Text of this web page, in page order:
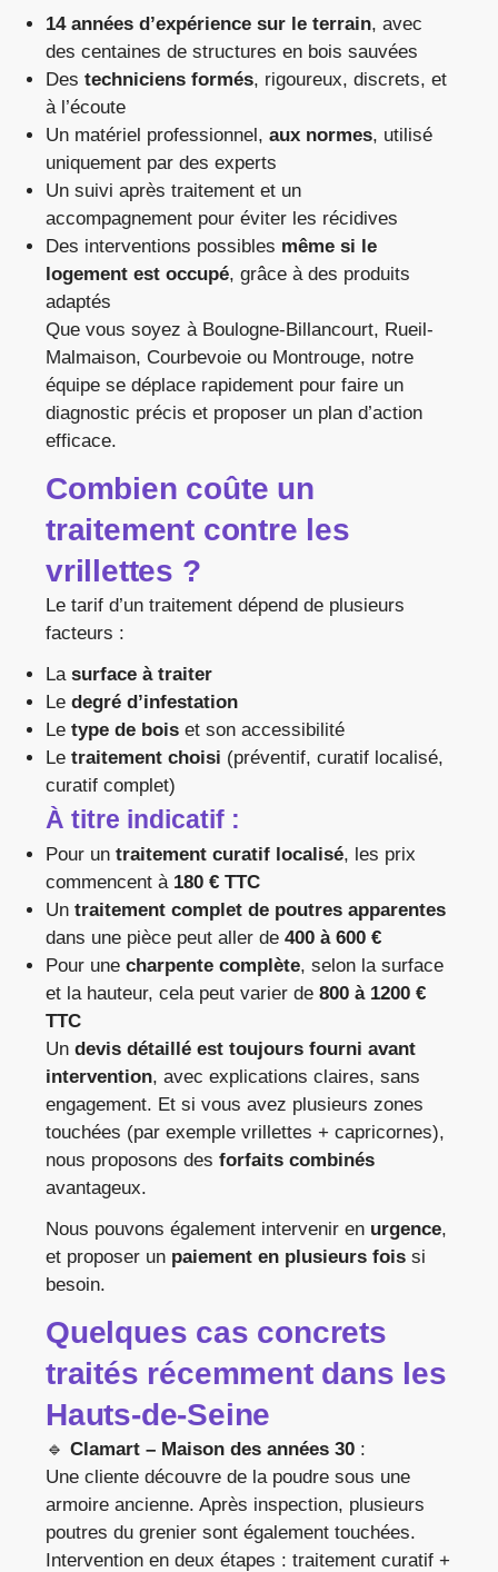
14 années d’expérience sur le terrain, avec
des centaines de structures en bois sauvées
Des techniciens formés, rigoureux, discrets, et
à l’écoute
Un matériel professionnel, aux normes, utilisé
uniquement par des experts
Un suivi après traitement et un
accompagnement pour éviter les récidives
Des interventions possibles même si le
logement est occupé, grâce à des produits
adaptés
Que vous soyez à Boulogne-Billancourt, Rueil-
Malmaison, Courbevoie ou Montrouge, notre
équipe se déplace rapidement pour faire un
diagnostic précis et proposer un plan d’action
efficace.
Combien coûte un
traitement contre les
vrillettes ?
Le tarif d’un traitement dépend de plusieurs
facteurs :
La surface à traiter
Le degré d’infestation
Le type de bois et son accessibilité
Le traitement choisi (préventif, curatif localisé,
curatif complet)
À titre indicatif :
Pour un traitement curatif localisé, les prix
commencent à 180 € TTC
Un traitement complet de poutres apparentes
dans une pièce peut aller de 400 à 600 €
Pour une charpente complète, selon la surface
et la hauteur, cela peut varier de 800 à 1200 €
TTC
Un devis détaillé est toujours fourni avant
intervention, avec explications claires, sans
engagement. Et si vous avez plusieurs zones
touchées (par exemple vrillettes + capricornes),
nous proposons des forfaits combinés
avantageux.
Nous pouvons également intervenir en urgence,
et proposer un paiement en plusieurs fois si
besoin.
Quelques cas concrets
traités récemment dans les
Hauts-de-Seine
🔹 Clamart – Maison des années 30 :
Une cliente découvre de la poudre sous une
armoire ancienne. Après inspection, plusieurs
poutres du grenier sont également touchées.
Intervention en deux étapes : traitement curatif +